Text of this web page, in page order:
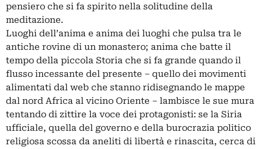
pensiero che si fa spirito nella solitudine della
meditazione.
Luoghi dell’anima e anima dei luoghi che pulsa tra le
antiche rovine di un monastero; anima che batte il
tempo della piccola Storia che si fa grande quando il
flusso incessante del presente – quello dei movimenti
alimentati dal web che stanno ridisegnando le mappe
dal nord Africa al vicino Oriente – lambisce le sue mura
tentando di zittire la voce dei protagonisti: se la Siria
ufficiale, quella del governo e della burocrazia politico
religiosa scossa da aneliti di libertà e rinascita, cerca di